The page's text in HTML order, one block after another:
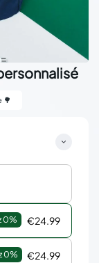
🌳
0% €24.99
0% €24.99